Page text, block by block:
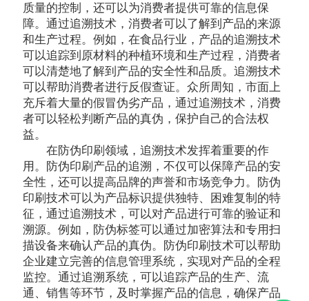
质量的控制，还可以为消费者提供可靠的信息保
障。通过追溯技术，消费者可以了解到产品的来源
和生产过程。例如，在食品行业，产品的追溯技术
可以追踪到原材料的种植环境和生产过程，消费者
可以清楚地了解到产品的安全性和品质。追溯技术
可以帮助消费者进行反假查证。众所周知，市面上
充斥着大量的假冒伪劣产品，通过追溯技术，消费
者可以轻松判断产品的真伪，保护自己的合法权
益。
在防伪印刷领域，追溯技术发挥着重要的作
用。防伪印刷产品的追溯，不仅可以保障产品的安
全性，还可以提高品牌的声誉和市场竞争力。防伪
印刷技术可以为产品标识提供独特、困难复制的特
征，通过追溯技术，可以对产品进行可靠的验证和
溯源。例如，防伪标签可以通过加密算法和专用扫
描设备来确认产品的真伪。防伪印刷技术可以帮助
企业建立完善的信息管理系统，实现对产品的全程
监控。通过追溯系统，可以追踪产品的生产、流
通、销售等环节，及时掌握产品的信息，确保产品